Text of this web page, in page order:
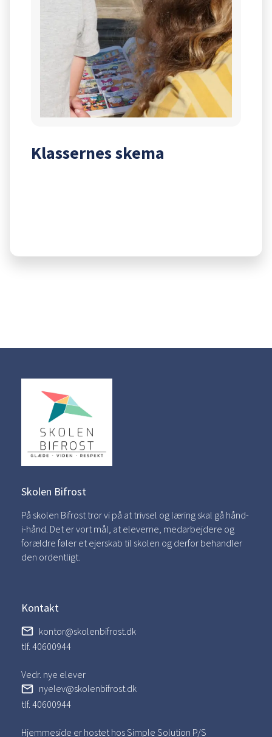
Klassernes skema
Skolen Bifrost
På skolen Bifrost tror vi på at trivsel og læring skal gå hånd-
i-hånd. Det er vort mål, at eleverne, medarbejdere og
forældre føler et ejerskab til skolen og derfor behandler
den ordentligt.
Kontakt
kontor@skolenbifrost.dk
tlf. 40600944
Vedr. nye elever
nyelev@skolenbifrost.dk
tlf. 40600944
Hjemmeside er hostet hos Simple Solution P/S